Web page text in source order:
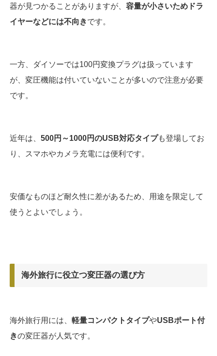
器が見つかることがありますが、 容量が小さいためドラ
イヤーなどには不向きです。
一方、ダイソーでは100円変換プラグは扱っています
が、変圧機能は付いていないことが多いので注意が必要
です。
近年は、 500円～1000円のUSB対応タイプも登場してお
り、スマホやカメラ充電には便利です。
安価なものほど耐久性に差があるため、用途を限定して
使うとよいでしょう。
海外旅行に役立つ変圧器の選び方
海外旅行用には、 軽量コンパクトタイプやUSBポート付
きの変圧器が人気です。